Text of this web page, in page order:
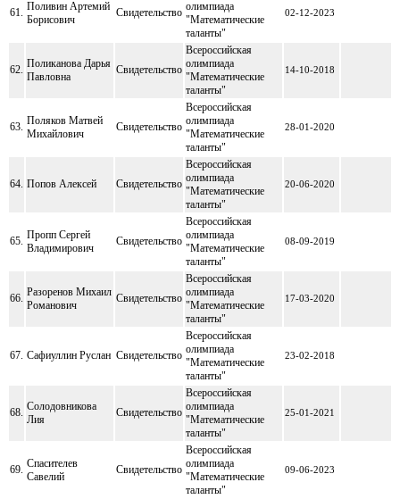
61. Поливин Артемий
Борисович
Свидетельство олимпиада
"Математические
таланты"
02-12-2023
62. Поликанова Дарья
Павловна
Свидетельство
Всероссийская
олимпиада
"Математические
таланты"
14-10-2018
63. Поляков Матвей
Михайлович
Свидетельство
Всероссийская
олимпиада
"Математические
таланты"
28-01-2020
64. Попов Алексей Свидетельство
Всероссийская
олимпиада
"Математические
таланты"
20-06-2020
65. Пропп Сергей
Владимирович
Свидетельство
Всероссийская
олимпиада
"Математические
таланты"
08-09-2019
66. Разоренов Михаил
Романович
Свидетельство
Всероссийская
олимпиада
"Математические
таланты"
17-03-2020
67. Сафиуллин Руслан Свидетельство
Всероссийская
олимпиада
"Математические
таланты"
23-02-2018
68. Солодовникова
Лия
Свидетельство
Всероссийская
олимпиада
"Математические
таланты"
25-01-2021
69. Спасителев
Савелий
Свидетельство
Всероссийская
олимпиада
"Математические
таланты"
09-06-2023